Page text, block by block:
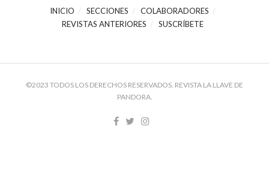
INICIO SECCIONES
COLABORADORES
REVISTAS ANTERIORES
SUSCRÍBETE
©2023 TODOS LOS DERECHOS RESERVADOS. REVISTA LA LLAVE DE
PANDORA.